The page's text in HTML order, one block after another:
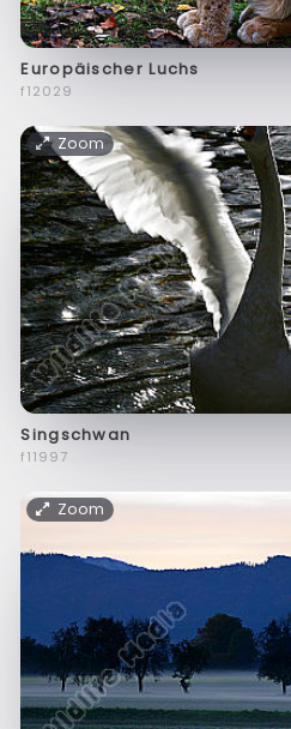
Europäischer Luchs
f12029
Zoom
Singschwan
f11997
Zoom